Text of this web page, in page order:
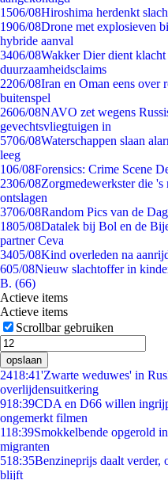
1506/08Hiroshima herdenkt
1906/08Drone met explosieven
hybride aanval
3406/08Wakker Dier dient
duurzaamheidsclaims
2206/08Iran en Oman eens over
buitenspel
2606/08NAVO zet wegens
gevechtsvliegtuigen in
5706/08Waterschappen slaan
leeg
106/08Forensics: Crime Scene
2306/08Zorgmedewerkster die 's
ontslagen
3706/08Random Pics van de
1805/08Datalek bij Bol en de
partner Ceva
3405/08Kind overleden na
605/08Nieuw slachtoffer in
B. (66)
Actieve items
Actieve items
Scrollbar gebruiken
opslaan
2418:41'Zwarte weduwes' in
overlijdensuitkering
918:39CDA en D66 willen
ongemerkt filmen
118:39Smokkelbende opgerold
migranten
518:35Benzineprijs daalt verder,
blijft